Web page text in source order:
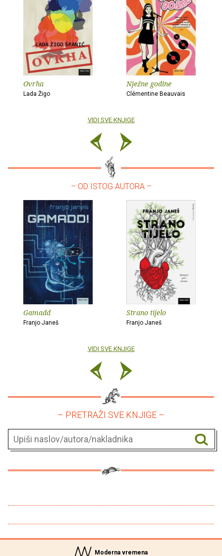
Ovrha
Lada Žigo
Nježne godine
Clémentine Beauvais
VIDI SVE KNJIGE
– OD ISTOG AUTORA –
Gamadd
Franjo Janeš
Strano tijelo
Franjo Janeš
VIDI SVE KNJIGE
– PRETRAŽI SVE KNJIGE –
Moderna vremena